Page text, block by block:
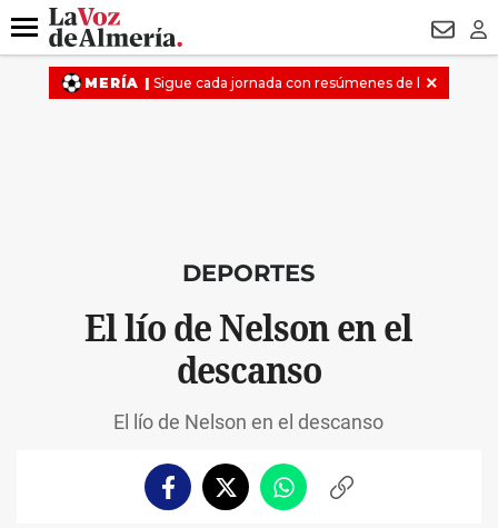
DESTACADO TURISMO
Menú
DEPORTES
El lío de Nelson en el
descanso
El lío de Nelson en el descanso
FacebookTwitterWhatsappCopiar